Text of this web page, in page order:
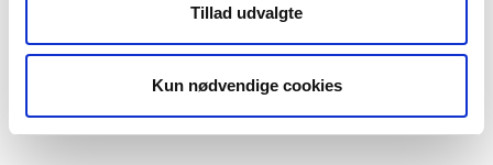
Tillad udvalgte
Kun nødvendige cookies
Konsulent i